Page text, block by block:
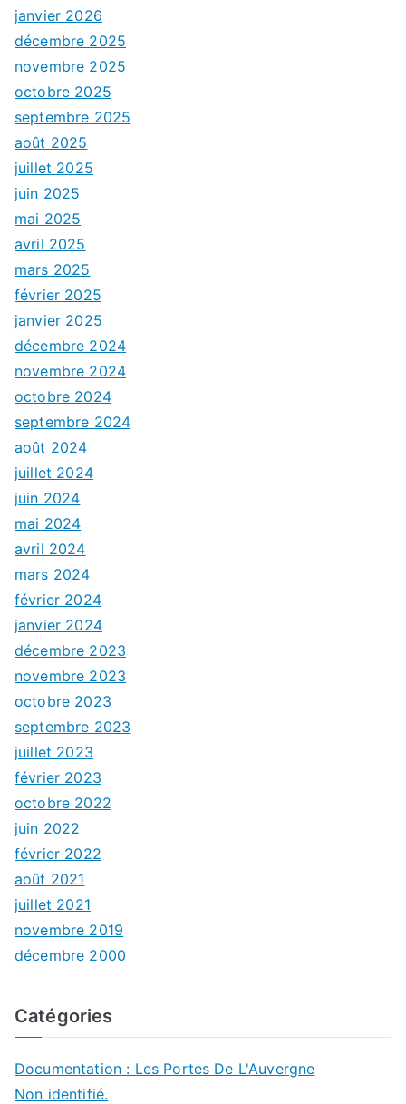
janvier 2026
décembre 2025
novembre 2025
octobre 2025
septembre 2025
août 2025
juillet 2025
juin 2025
mai 2025
avril 2025
mars 2025
février 2025
janvier 2025
décembre 2024
novembre 2024
octobre 2024
septembre 2024
août 2024
juillet 2024
juin 2024
mai 2024
avril 2024
mars 2024
février 2024
janvier 2024
décembre 2023
novembre 2023
octobre 2023
septembre 2023
juillet 2023
février 2023
octobre 2022
juin 2022
février 2022
août 2021
juillet 2021
novembre 2019
décembre 2000
Catégories
Documentation : Les Portes De L'Auvergne
Non identifié.